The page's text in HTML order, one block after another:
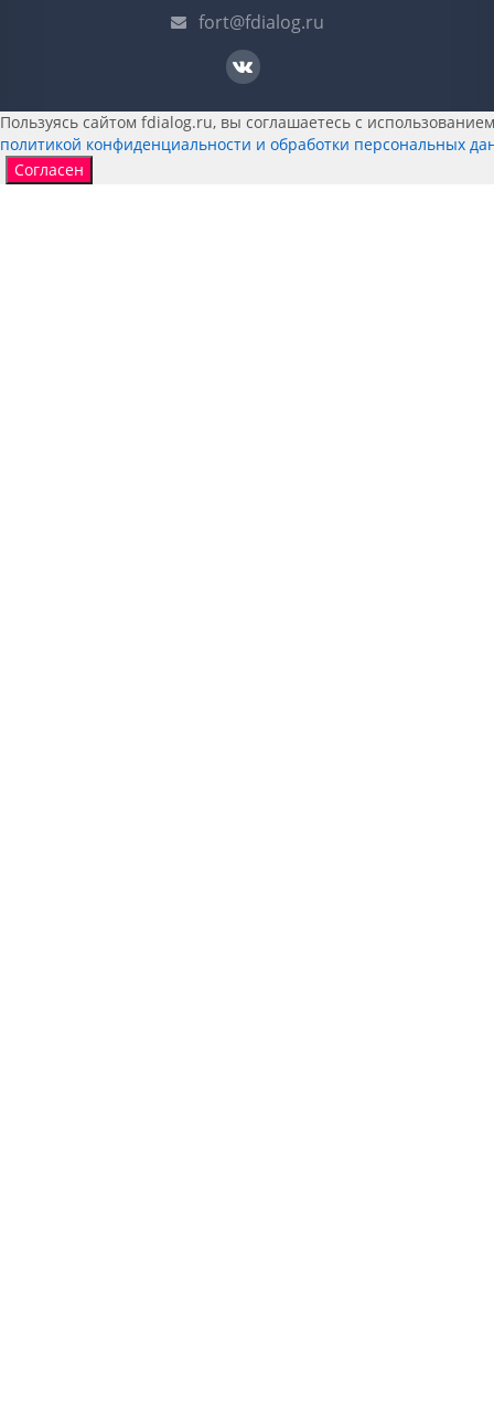
fort@fdialog.ru
Пользуясь сайтом fdialog.ru, вы соглашаетесь с
политикой конфиденциальности и обработки персональных
Согласен